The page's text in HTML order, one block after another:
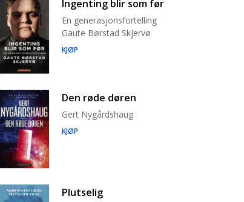
Ingenting blir som før
En generasjonsfortelling
Gaute Børstad Skjervø
KJØP
Den røde døren
Gert Nygårdshaug
KJØP
Plutselig